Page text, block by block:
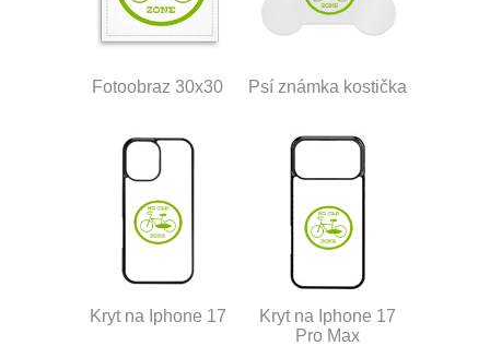
Fotoobraz 30x30 Psí známka kostička
Kryt na Iphone 17
Kryt na Iphone 17
Pro Max